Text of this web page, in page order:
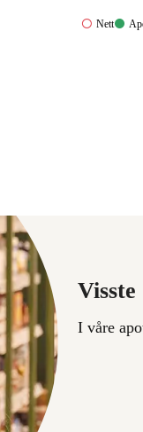
Nett:
Nett
I våre